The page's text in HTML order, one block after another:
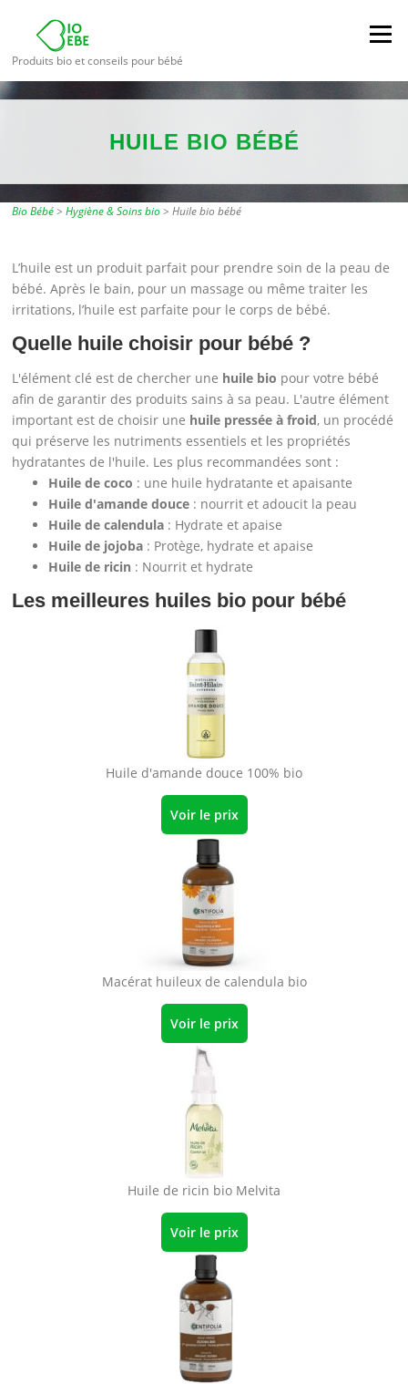
contenu
Produits bio et conseils pour bébé
Menu
HUILE BIO BÉBÉ
Bio Bébé>Hygiène & Soins bio>Huile bio bébé
L’huile est un produit parfait pour prendre soin de la peau de
bébé. Après le bain, pour un massage ou même traiter les
irritations, l’huile est parfaite pour le corps de bébé.
Quelle huile choisir pour bébé ?
L'élément clé est de chercher une huile bio pour votre bébé
afin de garantir des produits sains à sa peau. L'autre élément
important est de choisir une huile pressée à froid, un procédé
qui préserve les nutriments essentiels et les propriétés
hydratantes de l'huile. Les plus recommandées sont :
Huile de coco : une huile hydratante et apaisante
Huile d'amande douce : nourrit et adoucit la peau
Huile de calendula : Hydrate et apaise
Huile de jojoba : Protège, hydrate et apaise
Huile de ricin : Nourrit et hydrate
Les meilleures huiles bio pour bébé
Huile d'amande douce 100% bio
Voir le prix
Macérat huileux de calendula bio
Voir le prix
Huile de ricin bio Melvita
Voir le prix